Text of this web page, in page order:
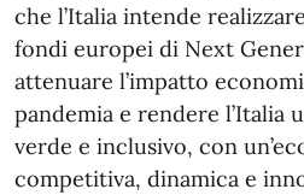
che l’Italia intende
fondi europei di Next
attenuare l’impatto
pandemia e rendere l’Italia
verde e inclusivo, con
competitiva, dinamica e